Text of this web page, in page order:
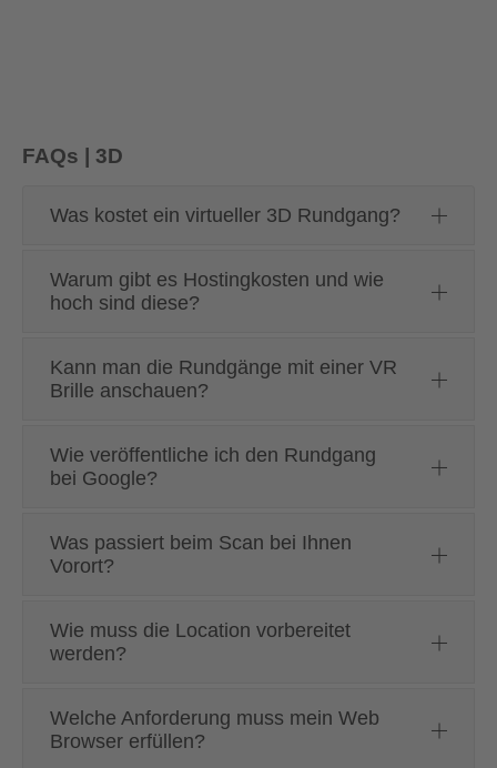
FAQs | 3D
Was kostet ein virtueller 3D Rundgang?
Warum gibt es Hostingkosten und wie
hoch sind diese?
Kann man die Rundgänge mit einer VR
Brille anschauen?
Wie veröffentliche ich den Rundgang
bei Google?
Was passiert beim Scan bei Ihnen
Vorort?
Wie muss die Location vorbereitet
werden?
Welche Anforderung muss mein Web
Browser erfüllen?